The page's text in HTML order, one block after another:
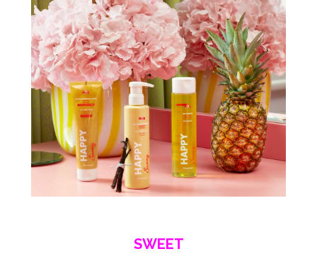
SWEET